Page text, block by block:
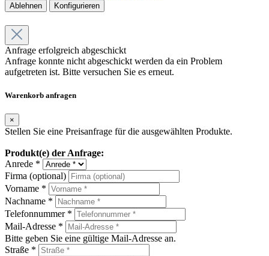
Ablehnen Konfigurieren
Anfrage erfolgreich abgeschickt
Anfrage konnte nicht abgeschickt werden da ein Problem
aufgetreten ist. Bitte versuchen Sie es erneut.
Warenkorb anfragen
×
Stellen Sie eine Preisanfrage für die ausgewählten Produkte.
Produkt(e) der Anfrage:
Anrede *
Firma (optional)
Vorname *
Nachname *
Telefonnummer *
Mail-Adresse *
Bitte geben Sie eine gültige Mail-Adresse an.
Straße *